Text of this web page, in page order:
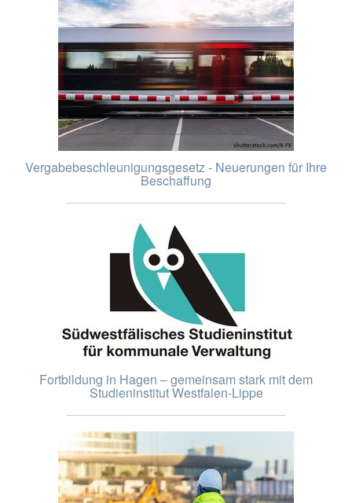
Vergabebeschleunigungsgesetz - Neuerungen für Ihre
Beschaffung
Fortbildung in Hagen – gemeinsam stark mit dem
Studieninstitut Westfalen-Lippe